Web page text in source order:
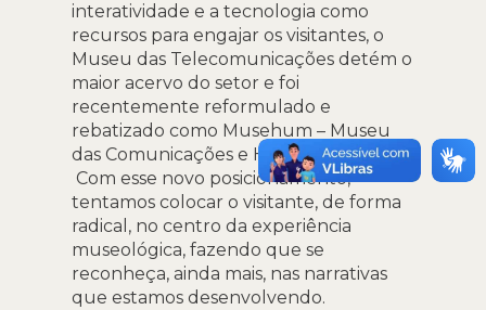
interatividade e a tecnologia como
recursos para engajar os visitantes, o
Museu das Telecomunicações detém o
maior acervo do setor e foi
recentemente reformulado e
rebatizado como Musehum – Museu
das Comunicações e Humanidades.
Com esse novo posicionamento,
tentamos colocar o visitante, de forma
radical, no centro da experiência
museológica, fazendo que se
reconheça, ainda mais, nas narrativas
que estamos desenvolvendo.